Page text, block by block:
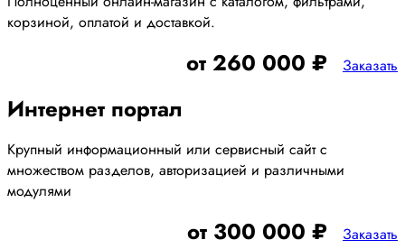
корзиной, оплатой и доставкой.
от 260 000 ₽ Заказать
Интернет портал
Крупный информационный или сервисный сайт с
множеством разделов, авторизацией и различными
модулями
от 300 000 ₽
Заказать